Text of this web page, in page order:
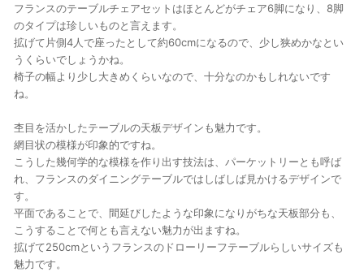
フランスのテーブルチェアセットはほとんどがチェア6脚になり、8脚
のタイプは珍しいものと言えます。
拡げて片側4人で座ったとして約60cmになるので、少し狭めかなとい
うくらいでしょうかね。
椅子の幅より少し大きめくらいなので、十分なのかもしれないです
ね。
杢目を活かしたテーブルの天板デザインも魅力です。
網目状の模様が印象的ですね。
こうした幾何学的な模様を作り出す技法は、パーケットリーとも呼ば
れ、フランスのダイニングテーブルではしばしば見かけるデザインで
す。
平面であることで、間延びしたような印象になりがちな天板部分も、
こうすることで何とも言えない魅力が出ますね。
拡げて250cmというフランスのドローリーフテーブルらしいサイズも
魅力です。